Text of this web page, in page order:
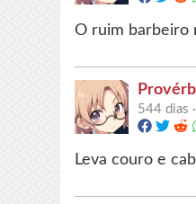
O ruim barbeiro
544 dias
Leva couro e